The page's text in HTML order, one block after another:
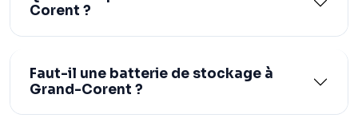
Corent ?
Faut-il une batterie de stockage à
Grand-Corent ?